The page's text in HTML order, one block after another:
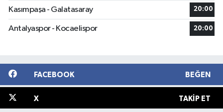
Kasımpaşa - Galatasaray 20:00
Antalyaspor - Kocaelispor 20:00
FACEBOOK BEĞEN
X TAKIP ET